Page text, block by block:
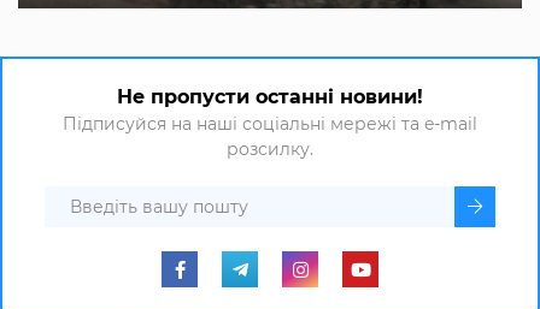
Не пропусти останні новини!
Підписуйся на наші соціальні мережі та e-mail
розсилку.